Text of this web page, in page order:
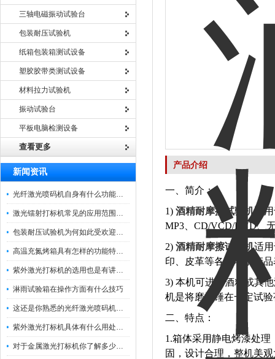
三轴电磁振动试验台
包装耐压试验机
纸箱包装箱测试设备
塑胶胶带类测试设备
材料拉力试验机
振动试验台
平板电脑检测设备
查看更多
新闻资讯
光纤激光喷码机自身有什么功能？不妨看看下文
激光镭射打标机常见的应用范围如下
包装耐压试验机为何如此受欢迎呢？
高温充氮烤箱具有怎样的功能特点呢？
紫外激光打标机的选用也是有讲究的
淋雨试验箱在操作方面有什么技巧
这还是你熟悉的光纤激光喷码机吗？
紫外激光打标机具体有什么用处呢？
对于金属激光打标机你了解多少呢？
产品介绍
一、简介：
1) 酒精耐摩擦试验机适
MP3、CD/VCD/DVD、
2) 酒精耐摩擦试验机适
印、皮革等各类电子产
3) 本机可进行酒精或其
机是将磨擦锤在一定试
二、特点：
1.箱体采用静电烤漆处
固，设计合理，整机美